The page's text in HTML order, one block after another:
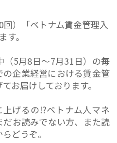
）「ベトナム賃金管理入
す。
（5月8日～7月31日）の毎
の企業経営における賃金管
お届けしております。
げるの⁉ベトナム人マネ
お読みでない方、また読
らどうぞ。